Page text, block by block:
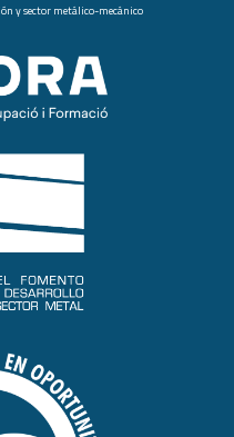
y sector metálico-mecánico